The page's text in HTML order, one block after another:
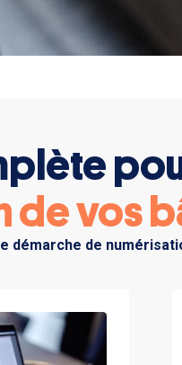
de vos
démarche de